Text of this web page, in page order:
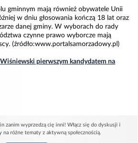
gminnym mają również obywatele Unii
w dniu głosowania kończą 18 lat oraz
danej gminy. W wyborach do rady
czynne prawo wyborcze mają
(źródło:www.portalsamorzadowy.pl)
pierwszym kandydatem na
zanim wyprzedzą cię inni! Włącz się do dyskusji i
na różne tematy z aktywną społecznością.